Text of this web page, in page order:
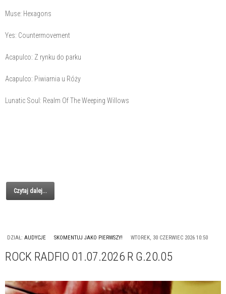
Muse: Hexagons
Yes: Countermovement
Acapulco: Z rynku do parku
Acapulco: Piwiarnia u Róży
Lunatic Soul: Realm Of The Weeping Willows
Czytaj dalej...
DZIAŁ: AUDYCJE SKOMENTUJ JAKO PIERWSZY! WTOREK, 30 CZERWIEC 2026 10:50
ROCK RADFIO 01.07.2026 R G.20.05